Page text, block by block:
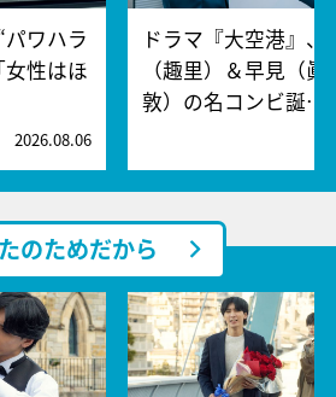
ワハラ
性はほ
2026.08.06
ドラマ『大空港』、
（趣里）＆早見（眞
敦）の名コンビ誕…
のためだから